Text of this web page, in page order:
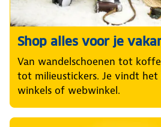
Shop alles voor je
Van wandelschoenen tot
tot milieustickers. Je vindt het
winkels of webwinkel.